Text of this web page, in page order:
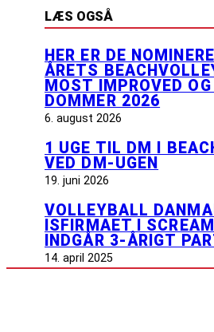
LÆS OGSÅ
HER ER DE
ÅRETS
MOST IMPROVED
DOMMER 2026
6. august 2026
1 UGE TIL DM I
VED DM-UGEN
19. juni 2026
VOLLEYBALL
ISFIRMAET I
INDGÅR 3-ÅRIGT
14. april 2025